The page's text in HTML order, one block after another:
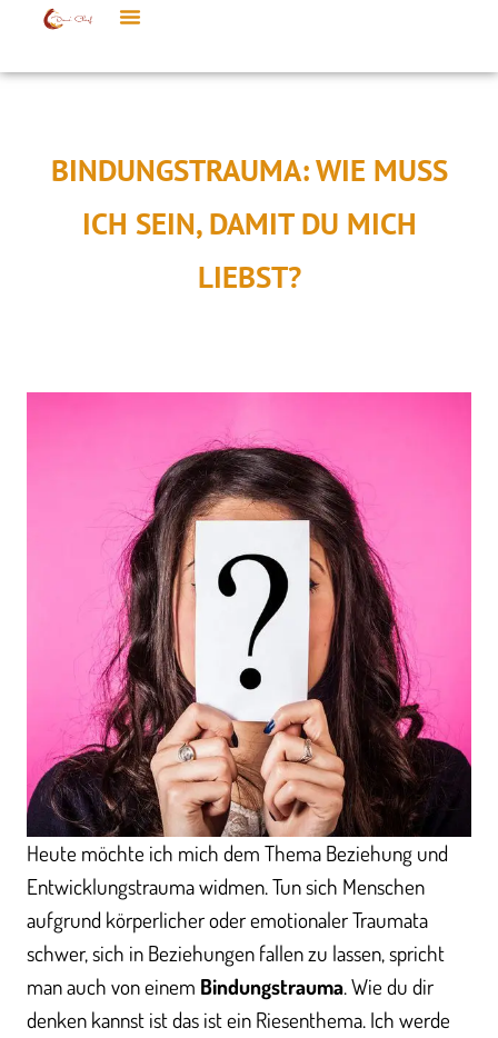
BINDUNGSTRAUMA: WIE MUSS
ICH SEIN, DAMIT DU MICH
LIEBST?
Heute möchte ich mich dem Thema Beziehung und
Entwicklungstrauma widmen. Tun sich Menschen
aufgrund körperlicher oder emotionaler Traumata
schwer, sich in Beziehungen fallen zu lassen, spricht
man auch von einem Bindungstrauma. Wie du dir
denken kannst ist das ist ein Riesenthema. Ich werde